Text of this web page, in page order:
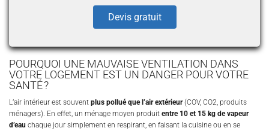
Devis gratuit
POURQUOI UNE MAUVAISE VENTILATION DANS
VOTRE LOGEMENT EST UN DANGER POUR VOTRE
SANTÉ ?
L’air intérieur est souvent plus pollué que l’air extérieur(COV, CO2, produits
ménagers). En effet, un ménage moyen produit entre 10 et 15 kg de vapeur
d’eau chaque jour simplement en respirant, en faisant la cuisine ou en se